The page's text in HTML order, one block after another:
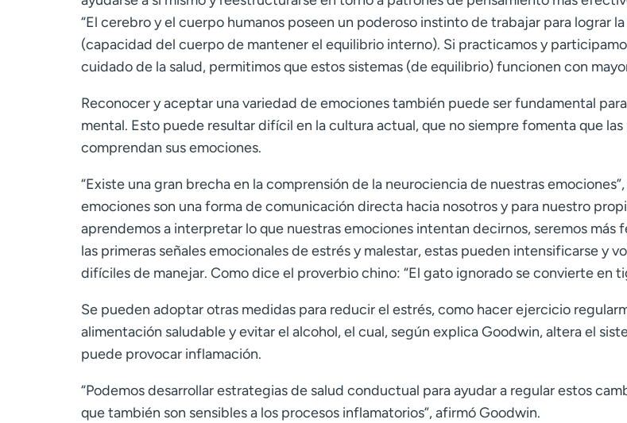
“El cerebro y el cuerpo humanos poseen un poderoso instinto de trabajar para lograr
(capacidad del cuerpo de mantener el equilibrio interno). Si practicamos y
cuidado de la salud, permitimos que estos sistemas (de equilibrio) funcionen con
Reconocer y aceptar una variedad de emociones también puede ser fundamental
mental. Esto puede resultar difícil en la cultura actual, que no siempre fomenta que las
comprendan sus emociones.
“Existe una gran brecha en la comprensión de la neurociencia de nuestras emociones”
emociones son una forma de comunicación directa hacia nosotros y para nuestro
aprendemos a interpretar lo que nuestras emociones intentan decirnos, seremos más
las primeras señales emocionales de estrés y malestar, estas pueden intensificarse y
difíciles de manejar. Como dice el proverbio chino: “El gato ignorado se convierte en
Se pueden adoptar otras medidas para reducir el estrés, como hacer ejercicio
alimentación saludable y evitar el alcohol, el cual, según explica Goodwin, altera el
puede provocar inflamación.
“Podemos desarrollar estrategias de salud conductual para ayudar a regular estos
que también son sensibles a los procesos inflamatorios”, afirmó Goodwin.